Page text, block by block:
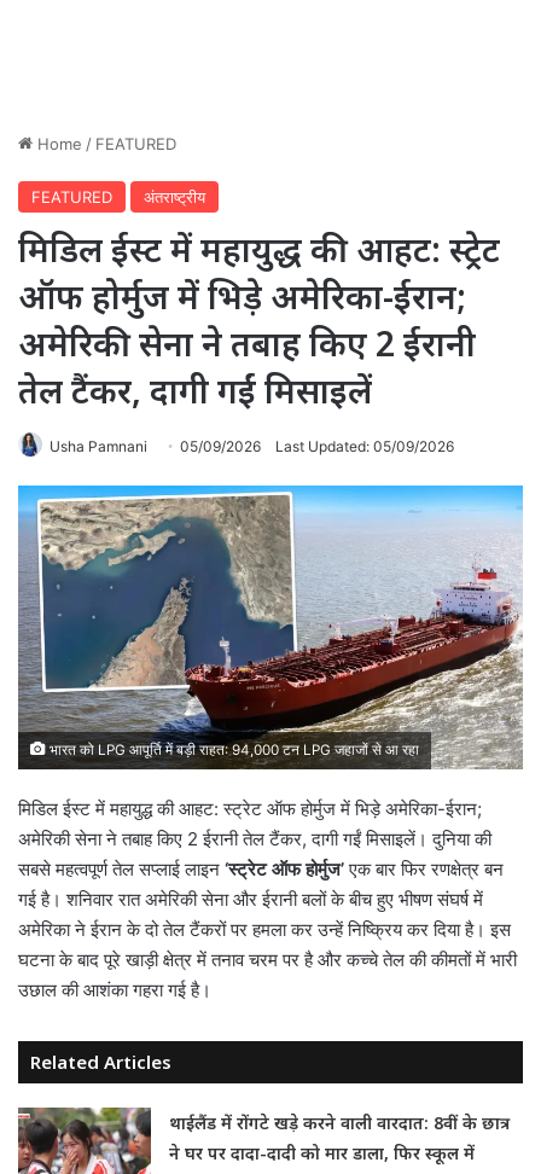
Home / FEATURED
FEATURED अंतराष्ट्रीय
मिडिल ईस्ट में महायुद्ध की आहट: स्ट्रेट
ऑफ होर्मुज में भिड़े अमेरिका-ईरान;
अमेरिकी सेना ने तबाह किए 2 ईरानी
तेल टैंकर, दागी गईं मिसाइलें
Usha Pamnani 05/09/2026 Last Updated: 05/09/2026
भारत को LPG आपूर्ति में बड़ी राहत: 94,000 टन LPG जहाजों से आ रहा
मिडिल ईस्ट में महायुद्ध की आहट: स्ट्रेट ऑफ होर्मुज में भिड़े अमेरिका-ईरान;
अमेरिकी सेना ने तबाह किए 2 ईरानी तेल टैंकर, दागी गईं मिसाइलें। दुनिया की
सबसे महत्वपूर्ण तेल सप्लाई लाइन ‘स्ट्रेट ऑफ होर्मुज’एक बार फिर रणक्षेत्र बन
गई है। शनिवार रात अमेरिकी सेना और ईरानी बलों के बीच हुए भीषण संघर्ष में
अमेरिका ने ईरान के दो तेल टैंकरों पर हमला कर उन्हें निष्क्रिय कर दिया है। इस
घटना के बाद पूरे खाड़ी क्षेत्र में तनाव चरम पर है और कच्चे तेल की कीमतों में भारी
उछाल की आशंका गहरा गई है।
Related Articles
थाईलैंड में रोंगटे खड़े करने वाली वारदात: 8वीं के छात्र
ने घर पर दादा-दादी को मार डाला, फिर स्कूल में